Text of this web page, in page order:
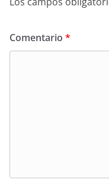
Comentario *